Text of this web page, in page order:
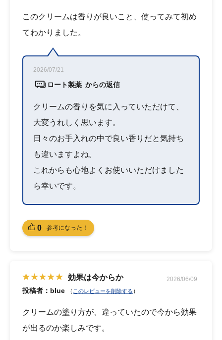
このクリームは香りが良いこと、使ってみて初め
てわかりました。
ロート製薬 からの返信
2026/07/21
クリームの香りを気に入っていただけて、
大変うれしく思います。
日々のお手入れの中で良い香りだと気持ち
も違いますよね。
これからも心地よくお使いいただけました
ら幸いです。
0 参考になった！
効果は今からか 2026/06/09
投稿者：blue （ このレビューを削除する ）
クリームの塗り方が、違っていたので今から効果
が出るのか楽しみです。